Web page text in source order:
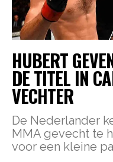
HUBERT
DE TITEL IN
VECHTER
De Nederlander
MMA gevecht te
voor een kleine